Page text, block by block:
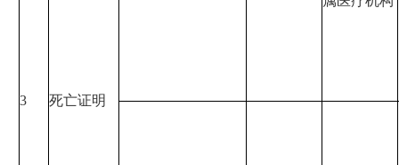
3 死亡证明